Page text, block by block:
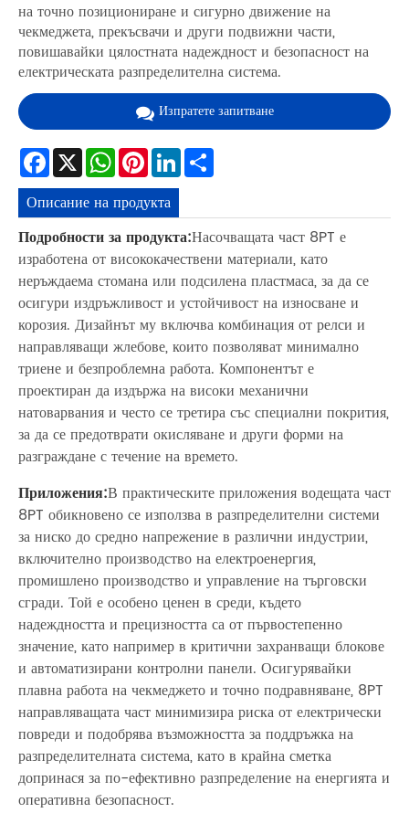
на точно позициониране и сигурно движение на
чекмеджета, прекъсвачи и други подвижни части,
повишавайки цялостната надеждност и безопасност на
електрическата разпределителна система.
Изпратете запитване
Facebook
X WhatsApp
Pinterest
LinkedIn
Описание на продукта
Подробности за продукта:Насочващата част 8PT е
изработена от висококачествени материали, като
неръждаема стомана или подсилена пластмаса, за да се
осигури издръжливост и устойчивост на износване и
корозия. Дизайнът му включва комбинация от релси и
направляващи жлебове, които позволяват минимално
триене и безпроблемна работа. Компонентът е
проектиран да издържа на високи механични
натоварвания и често се третира със специални покрития,
за да се предотврати окисляване и други форми на
разграждане с течение на времето.
Приложения:В практическите приложения водещата част
8PT обикновено се използва в разпределителни системи
за ниско до средно напрежение в различни индустрии,
включително производство на електроенергия,
промишлено производство и управление на търговски
сгради. Той е особено ценен в среди, където
надеждността и прецизността са от първостепенно
значение, като например в критични захранващи блокове
и автоматизирани контролни панели. Осигурявайки
плавна работа на чекмеджето и точно подравняване, 8PT
направляващата част минимизира риска от електрически
повреди и подобрява възможността за поддръжка на
разпределителната система, като в крайна сметка
допринася за по-ефективно разпределение на енергията и
оперативна безопасност.